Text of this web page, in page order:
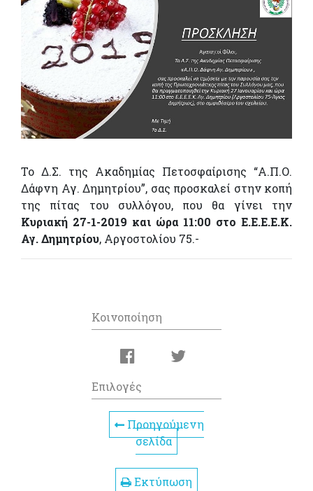
Το Δ.Σ. της Ακαδημίας Πετοσφαίρισης “Α.Π.Ο.
Δάφνη Αγ. Δημητρίου”, σας προσκαλεί στην κοπή
της πίτας του συλλόγου, που θα γίνει την
Κυριακή 27-1-2019 και ώρα 11:00 στο Ε.Ε.Ε.Ε.Κ.
Αγ. Δημητρίου, Αργοστολίου 75.-
Κοινοποίηση
Επιλογές
Προηγούμενη
σελίδα
Εκτύπωση